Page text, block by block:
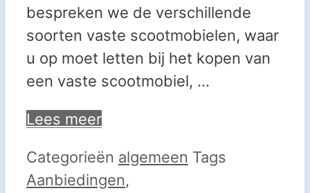
bespreken we de verschillende
soorten vaste scootmobielen, waar
u op moet letten bij het kopen van
een vaste scootmobiel, …
Lees meer
Categorieën algemeen Tags
Aanbiedingen,